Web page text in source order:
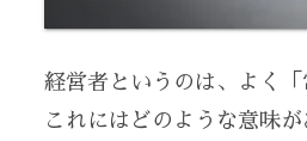
経営者というのは、よく
これにはどのような意味